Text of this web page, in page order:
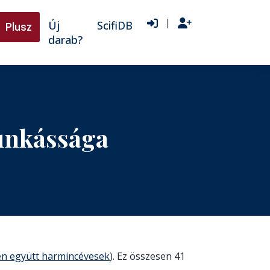
Plusz
Új
darab?
ScifiDB |
együtt harmincévesek). Ez összesen 41